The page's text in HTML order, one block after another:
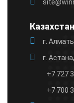
Казахстан
г.
г.
+7 727
+7 700